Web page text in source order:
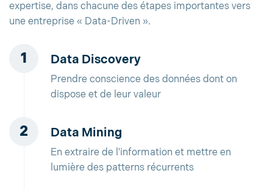
expertise, dans chacune des étapes importantes vers
une entreprise « Data-Driven ».
Data Discovery
Prendre conscience des données dont on
dispose et de leur valeur
Data Mining
En extraire de l'information et mettre en
lumière des patterns récurrents